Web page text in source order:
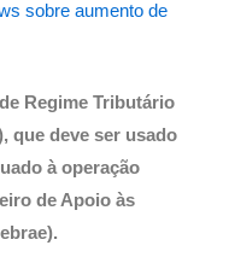
sobre aumento de
Regime Tributário
que deve ser usado
à operação
de Apoio às